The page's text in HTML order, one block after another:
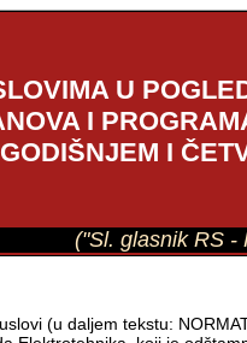
U
I
I
("Sl. glasnik RS -
(u daljem tekstu: